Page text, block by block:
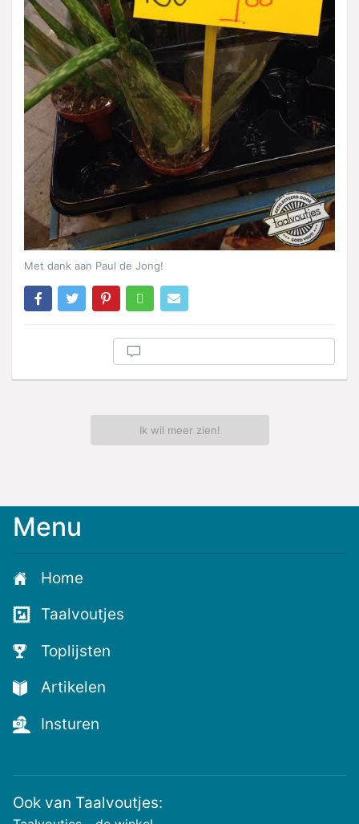
Met dank aan Paul de Jong!
Ik wil meer zien!
Meld
voor
de
nieuwste
voutjes
en
de
voutste
nieuwtjes!
Menu
Home
Taalvoutjes
Toplijsten
Artikelen
Insturen
Ook van Taalvoutjes: